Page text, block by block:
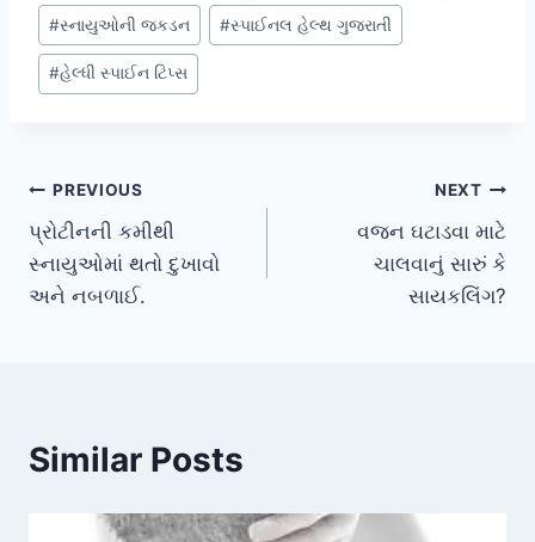
#સ્નાયુઓની જકડન #સ્પાઈનલ હેલ્થ ગુજરાતી
#હેલ્ધી સ્પાઈન ટિપ્સ
Post
navigation
PREVIOUS
પ્રોટીનની કમીથી
સ્નાયુઓમાં થતો દુખાવો
અને નબળાઈ.
NEXT
વજન ઘટાડવા માટે
ચાલવાનું સારું કે
સાયકલિંગ?
Similar Posts